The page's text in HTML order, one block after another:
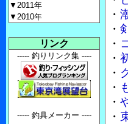
・
・
・
・
・
・
・
・
▼2011年
▼2010年
リンク
----- 釣りリンク集 ----
----- 釣具メーカー ----